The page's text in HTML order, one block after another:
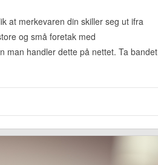
at merkevaren din skiller seg ut ifra
og små foretak med
man handler dette på nettet. Ta bandet